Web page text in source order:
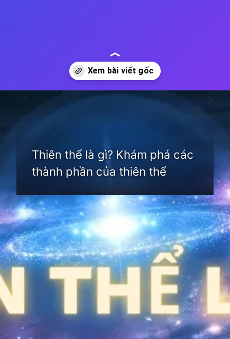
Thiên thể là gì? Khám phá các
thành phần của thiên thể